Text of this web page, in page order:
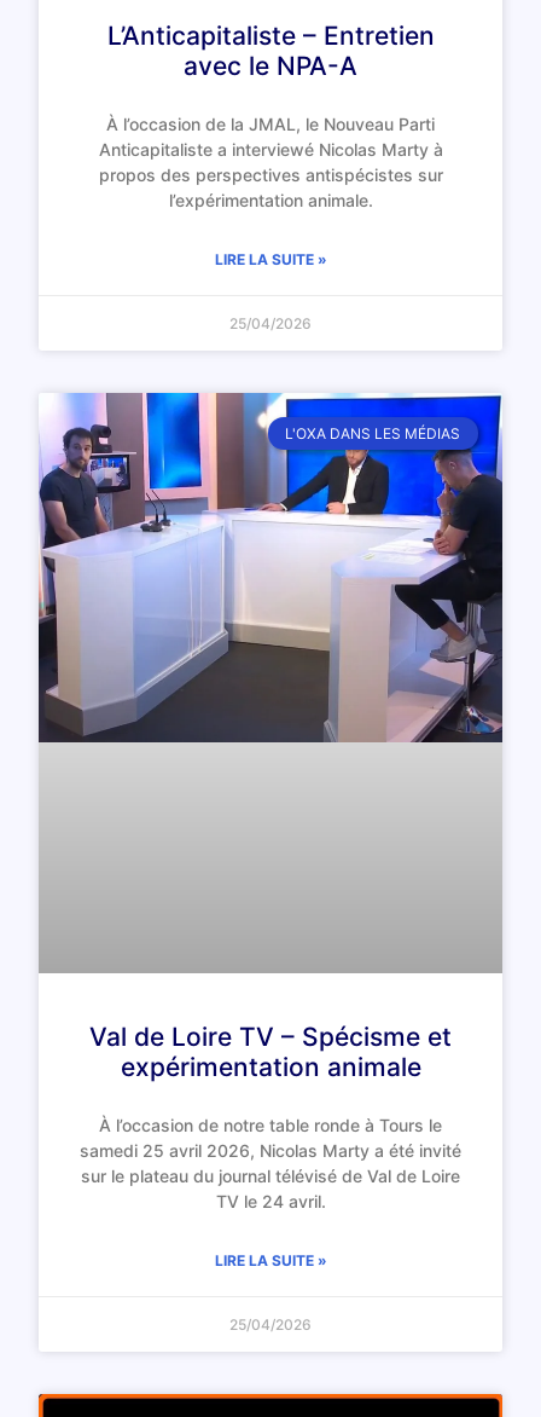
L’Anticapitaliste – Entretien
avec le NPA-A
À l’occasion de la JMAL, le Nouveau Parti
Anticapitaliste a interviewé Nicolas Marty à
propos des perspectives antispécistes sur
l’expérimentation animale.
LIRE LA SUITE »
25/04/2026
L'OXA DANS LES MÉDIAS
Val de Loire TV – Spécisme et
expérimentation animale
À l’occasion de notre table ronde à Tours le
samedi 25 avril 2026, Nicolas Marty a été invité
sur le plateau du journal télévisé de Val de Loire
TV le 24 avril.
LIRE LA SUITE »
25/04/2026